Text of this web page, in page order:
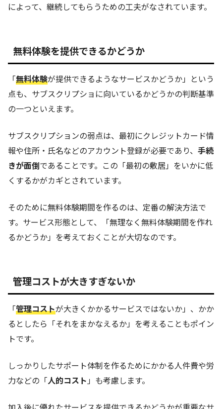
によって、継続してもらうための工夫がなされています。
無料体験を提供できるかどうか
「無料体験が提供できるようなサービスかどうか」という
点も、サブスクリプショに向いているかどうかの判断基準
の一つといえます。
サブスクリプションの弱点は、最初にクレジットカード情
報や住所・氏名などのアカウント登録が必要であり、 手続
きが面倒であることです。この「最初の敷居」をいかに低
くするかがカギとされています。
そのために無料体験期間を作るのは、定番の解決方法で
す。サービス形態として、「無理なく無料体験期間を作れ
るかどうか」を考えておくことが大切なのです。
管理コストが大きすぎないか
「管理コストが大きくかかるサービスではないか」、かか
るとしたら「それをまかなえるか」を考えることもポイン
トです。
しっかりしたサポート体制を作るためにかかる人件費や労
力などの「人的コスト」も考慮します。